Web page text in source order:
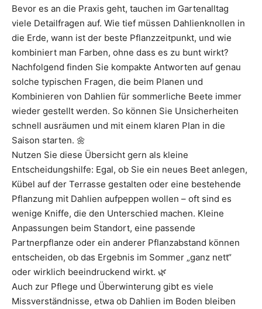
Bevor es an die Praxis geht, tauchen im Gartenalltag
viele Detailfragen auf. Wie tief müssen Dahlienknollen in
die Erde, wann ist der beste Pflanzzeitpunkt, und wie
kombiniert man Farben, ohne dass es zu bunt wirkt?
Nachfolgend finden Sie kompakte Antworten auf genau
solche typischen Fragen, die beim Planen und
Kombinieren von Dahlien für sommerliche Beete immer
wieder gestellt werden. So können Sie Unsicherheiten
schnell ausräumen und mit einem klaren Plan in die
Saison starten. 🌼
Nutzen Sie diese Übersicht gern als kleine
Entscheidungshilfe: Egal, ob Sie ein neues Beet anlegen,
Kübel auf der Terrasse gestalten oder eine bestehende
Pflanzung mit Dahlien aufpeppen wollen – oft sind es
wenige Kniffe, die den Unterschied machen. Kleine
Anpassungen beim Standort, eine passende
Partnerpflanze oder ein anderer Pflanzabstand können
entscheiden, ob das Ergebnis im Sommer „ganz nett“
oder wirklich beeindruckend wirkt. 🌿
Auch zur Pflege und Überwinterung gibt es viele
Missverständnisse, etwa ob Dahlien im Boden bleiben